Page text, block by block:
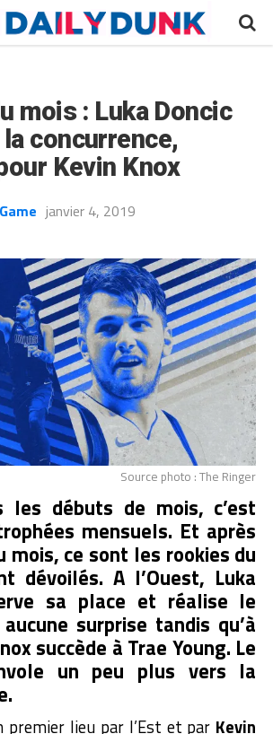
mois : Luka Doncic
concurrence,
Kevin Knox
janvier 4, 2019
Source photo : The Ringer
les débuts de mois, c’est
mensuels. Et après
mois, ce sont les rookies du
dévoilés. A l’Ouest, Luka
sa place et réalise le
surprise tandis qu’à
succède à Trae Young. Le
un peu plus vers la
premier lieu par l’Est et par Kevin